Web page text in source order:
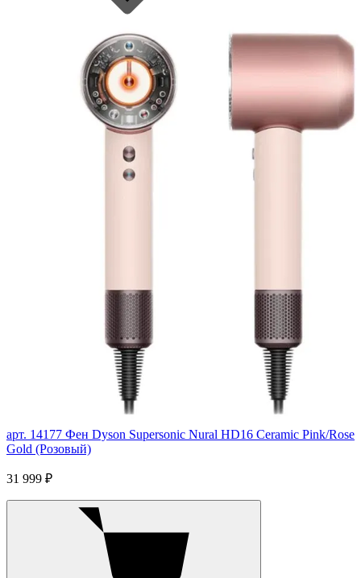
арт. 14177 Фен Dyson Supersonic Nural HD16 Ceramic Pink/Rose
Gold (Розовый)
31 999 ₽